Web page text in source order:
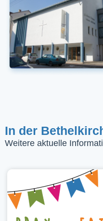
In der
Weitere aktuelle